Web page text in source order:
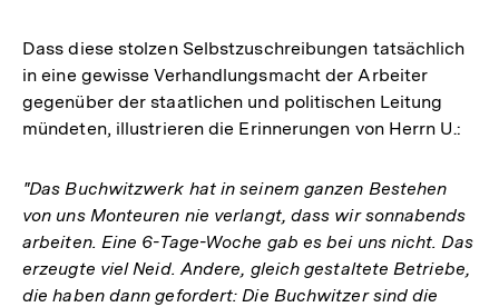
Dass diese stolzen Selbstzuschreibungen tatsächlich
in eine gewisse Verhandlungsmacht der Arbeiter
gegenüber der staatlichen und politischen Leitung
mündeten, illustrieren die Erinnerungen von Herrn U.:
"Das Buchwitzwerk hat in seinem ganzen Bestehen
von uns Monteuren nie verlangt, dass wir sonnabends
arbeiten. Eine 6-Tage-Woche gab es bei uns nicht. Das
erzeugte viel Neid. Andere, gleich gestaltete Betriebe,
die haben dann gefordert: Die Buchwitzer sind die